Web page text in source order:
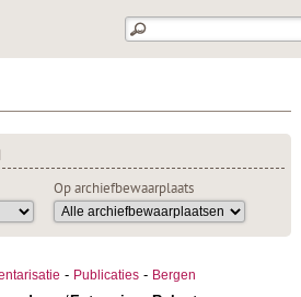
Op archiefbewaarplaats
- Publicaties- Bergen